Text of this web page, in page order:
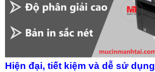
Hiện đại, tiết kiệm và dễ sử dụng